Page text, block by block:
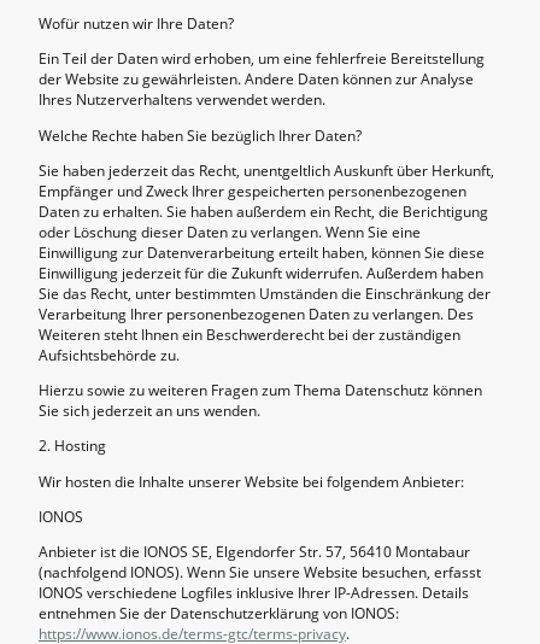
Wofür nutzen wir Ihre Daten?
Ein Teil der Daten wird erhoben, um eine fehlerfreie Bereitstellung
der Website zu gewährleisten. Andere Daten können zur Analyse
Ihres Nutzerverhaltens verwendet werden.
Welche Rechte haben Sie bezüglich Ihrer Daten?
Sie haben jederzeit das Recht, unentgeltlich Auskunft über Herkunft,
Empfänger und Zweck Ihrer gespeicherten personenbezogenen
Daten zu erhalten. Sie haben außerdem ein Recht, die Berichtigung
oder Löschung dieser Daten zu verlangen. Wenn Sie eine
Einwilligung zur Datenverarbeitung erteilt haben, können Sie diese
Einwilligung jederzeit für die Zukunft widerrufen. Außerdem haben
Sie das Recht, unter bestimmten Umständen die Einschränkung der
Verarbeitung Ihrer personenbezogenen Daten zu verlangen. Des
Weiteren steht Ihnen ein Beschwerderecht bei der zuständigen
Aufsichtsbehörde zu.
Hierzu sowie zu weiteren Fragen zum Thema Datenschutz können
Sie sich jederzeit an uns wenden.
2. Hosting
Wir hosten die Inhalte unserer Website bei folgendem Anbieter:
IONOS
Anbieter ist die IONOS SE, Elgendorfer Str. 57, 56410 Montabaur
(nachfolgend IONOS). Wenn Sie unsere Website besuchen, erfasst
IONOS verschiedene Logfiles inklusive Ihrer IP-Adressen. Details
entnehmen Sie der Datenschutzerklärung von IONOS:
https://www.ionos.de/terms-gtc/terms-privacy.